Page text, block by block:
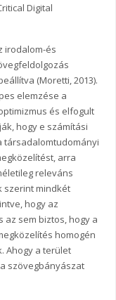
Digital
irodalom-és
(Moretti, 2013).
elemzése a
és elfogult
hogy e számítási
társadalomtudományi
arra
releváns
szerint mindkét
hogy az
az sem biztos, hogy a
homogén
Ahogy a terület
szövegbányászat